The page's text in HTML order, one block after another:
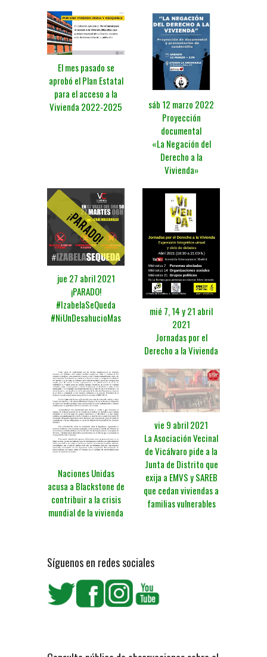
El mes pasado se
aprobó el Plan Estatal
para el acceso a la
Vivienda 2022-2025
sáb 12 marzo 2022
Proyección
documental
«La Negación del
Derecho a la
Vivienda»
jue 27 abril 2021
¡PARADO!
#IzabelaSeQueda
#NiUnDesahucioMas
mié 7, 14 y 21 abril
2021
Jornadas por el
Derecho a la Vivienda
Naciones Unidas
acusa a Blackstone de
contribuir a la crisis
mundial de la vivienda
vie 9 abril 2021
La Asociación Vecinal
de Vicálvaro pide a la
Junta de Distrito que
exija a EMVS y SAREB
que cedan viviendas a
familias vulnerables
Síguenos en redes sociales